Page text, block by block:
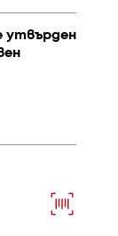
утвърден